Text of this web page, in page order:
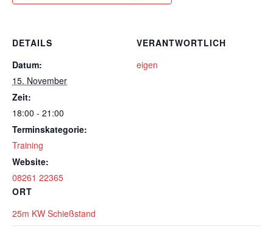
DETAILS
Datum:
15. November
Zeit:
18:00 - 21:00
Terminskategorie:
Training
Website:
08261 22365
ORT
25m KW Schießstand
VERANTWORTLICH
eigen